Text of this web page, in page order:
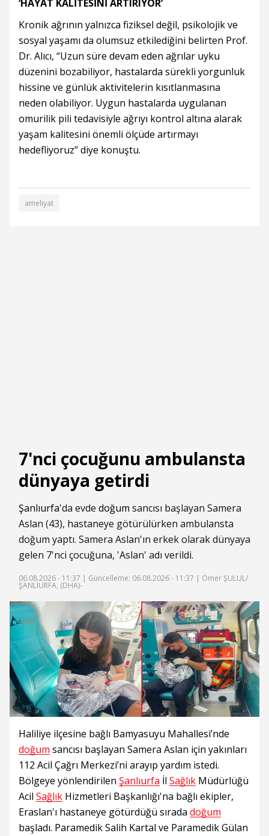
‘HAYAT KALİTESİNİ ARTIRIYOR’
Kronik ağrının yalnızca fiziksel değil, psikolojik ve
sosyal yaşamı da olumsuz etkilediğini belirten Prof.
Dr. Alıcı, “Uzun süre devam eden ağrılar uyku
düzenini bozabiliyor, hastalarda sürekli yorgunluk
hissine ve günlük aktivitelerin kısıtlanmasına
neden olabiliyor. Uygun hastalarda uygulanan
omurilik pili tedavisiyle ağrıyı kontrol altına alarak
yaşam kalitesini önemli ölçüde artırmayı
hedefliyoruz” diye konuştu.
ameliyat
7'nci çocuğunu ambulansta
dünyaya getirdi
Şanlıurfa'da evde doğum sancısı başlayan Samera
Aslan (43), hastaneye götürülürken ambulansta
doğum yaptı. Samera Aslan'ın erkek olarak dünyaya
gelen 7'nci çocuğuna, 'Aslan' adı verildi.
06.08.2026 - 11:37 | Güncelleme: 06.08.2026 - 11:37 | Ömer ŞULUL/
ŞANLIURFA, (DHA)-
Haliliye ilçesine bağlı Bamyasuyu Mahallesi’nde
doğum sancısı başlayan Samera Aslan için yakınları
112 Acil Çağrı Merkezi’ni arayıp yardım istedi.
Bölgeye yönlendirilen Şanlıurfa İl Sağlık Müdürlüğü
Acil Sağlık Hizmetleri Başkanlığı'na bağlı ekipler,
Eraslan'ı hastaneye götürdüğü sırada doğum
başladı. Paramedik Salih Kartal ve Paramedik Gülan